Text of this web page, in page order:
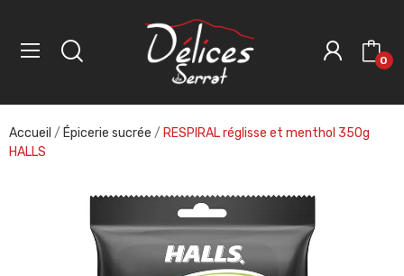
0
Accueil Épicerie sucrée
RESPIRAL réglisse et menthol 350g
HALLS